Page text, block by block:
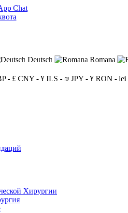
Deutsch
Romana
- £ CNY - ¥ ILS - ₪ JPY - ¥ RON - lei
Хирургии